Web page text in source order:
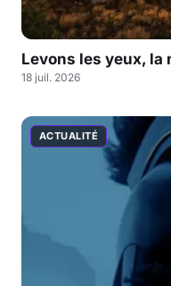
Levons les yeux, la
18 juil. 2026
ACTUALITÉ